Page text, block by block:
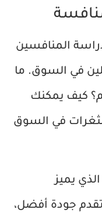
المنافسين
في السوق. ما
كيف يمكنك
في السوق
الذي يميز
جودة أفضل،